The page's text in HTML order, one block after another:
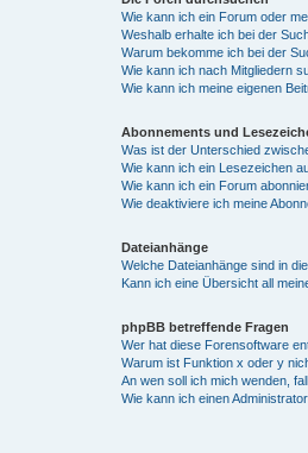
Wie kann ich ein Forum oder
Weshalb erhalte ich bei der
Warum bekomme ich bei der
Wie kann ich nach Mitgliedern
Wie kann ich meine eigenen
Abonnements und
Was ist der Unterschied
Wie kann ich ein Lesezeichen
Wie kann ich ein Forum
Wie deaktiviere ich meine
Dateianhänge
Welche Dateianhänge sind in
Kann ich eine Übersicht all
phpBB betreffende Fragen
Wer hat diese Forensoftware
Warum ist Funktion x oder y
An wen soll ich mich wenden,
Wie kann ich einen